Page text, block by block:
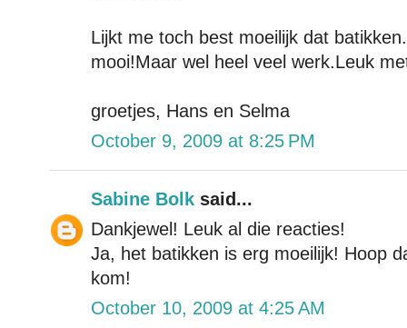
Lijkt me toch best moeilijk dat
mooi!Maar wel heel veel werk.Leuk
groetjes, Hans en Selma
October 9, 2009 at 8:25 PM
Sabine Bolk said...
Dankjewel! Leuk al die reacties!
Ja, het batikken is erg moeilijk! Hoop
kom!
October 10, 2009 at 4:25 AM